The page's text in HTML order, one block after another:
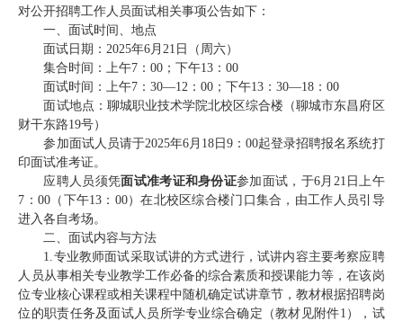
对公开招聘工作人员面试相关事项公告如下：
一、面试时间、地点
面试日期：2025年6月21日（周六）
集合时间：上午7：00；下午13：00
面试时间：上午7：30—12：00；下午13：30—18：00
面试地点：聊城职业技术学院北校区综合楼（聊城市东昌府区
财干东路19号）
参加面试人员请于2025年6月18日9：00起登录招聘报名系统打
印面试准考证。
应聘人员须凭面试准考证和身份证参加面试，于6月21日上午
7：00（下午13：00）在北校区综合楼门口集合，由工作人员引导
进入各自考场。
二、面试内容与方法
1.专业教师面试采取试讲的方式进行，试讲内容主要考察应聘
人员从事相关专业教学工作必备的综合素质和授课能力等，在该岗
位专业核心课程或相关课程中随机确定试讲章节，教材根据招聘岗
位的职责任务及面试人员所学专业综合确定（教材见附件1），试